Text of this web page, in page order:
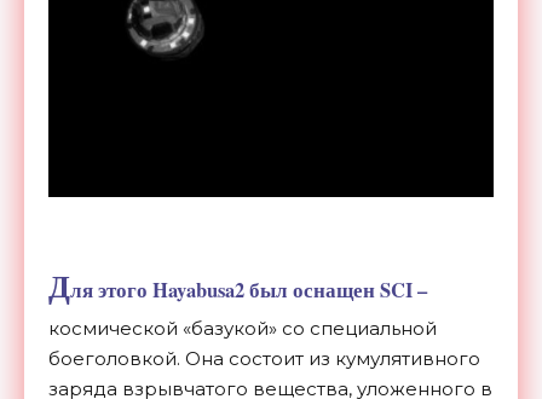
Для этого Hayabusa2 был оснащен SCI –
космической «базукой» со специальной
боеголовкой. Она состоит из кумулятивного
заряда взрывчатого вещества, уложенного в